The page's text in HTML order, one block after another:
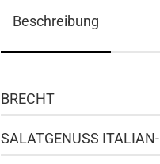
Beschreibung
BRECHT
SALATGENUSS